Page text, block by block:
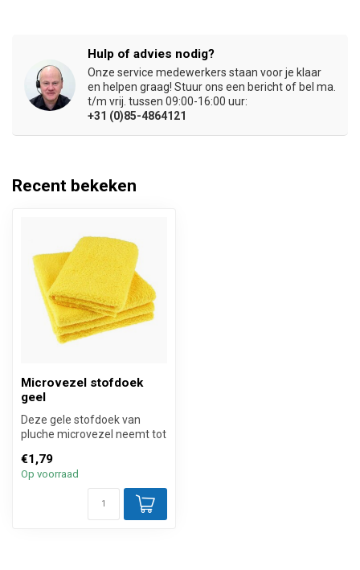
Hulp of advies nodig?
Onze service medewerkers staan voor je klaar
en helpen graag! Stuur ons een bericht of bel ma.
t/m vrij. tussen 09:00-16:00 uur:
+31 (0)85-4864121
Recent bekeken
Microvezel stofdoek
geel
Deze gele stofdoek van
pluche microvezel neemt tot
dan...
€1,79
Op voorraad